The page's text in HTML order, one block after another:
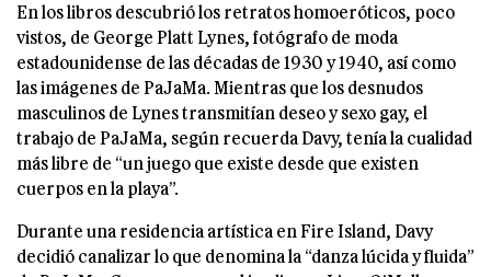
En los libros descubrió los retratos homoeróticos, poco
vistos, de George Platt Lynes, fotógrafo de moda
estadounidense de las décadas de 1930 y 1940, así como
las imágenes de PaJaMa. Mientras que los desnudos
masculinos de Lynes transmitían deseo y sexo gay, el
trabajo de PaJaMa, según recuerda Davy, tenía la cualidad
más libre de “un juego que existe desde que existen
cuerpos en la playa”.
Durante una residencia artística en Fire Island, Davy
decidió canalizar lo que denomina la “danza lúcida y fluida”